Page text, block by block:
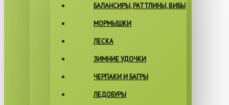
БАЛАНСИРЫ, РАТТЛИНЫ, ВИБЫ
МОРМЫШКИ
ЛЕСКА
ЗИМНИЕ УДОЧКИ
ЧЕРПАКИ И БАГРЫ
ЛЕДОБУРЫ